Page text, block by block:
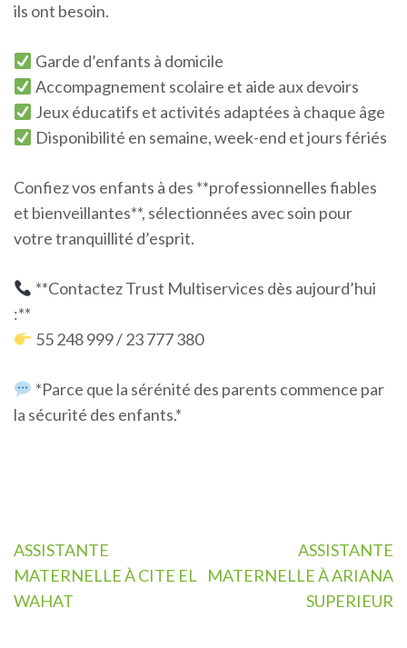
ils ont besoin.
Garde d’enfants à domicile
Accompagnement scolaire et aide aux devoirs
Jeux éducatifs et activités adaptées à chaque âge
Disponibilité en semaine, week-end et jours fériés
Confiez vos enfants à des **professionnelles fiables
et bienveillantes**, sélectionnées avec soin pour
votre tranquillité d’esprit.
**Contactez Trust Multiservices dès aujourd’hui
:**
55 248 999 / 23 777 380
*Parce que la sérénité des parents commence par
la sécurité des enfants.*
Navigation
de
l’article
ASSISTANTE
MATERNELLE À CITE EL
WAHAT
ASSISTANTE
MATERNELLE À ARIANA
SUPERIEUR